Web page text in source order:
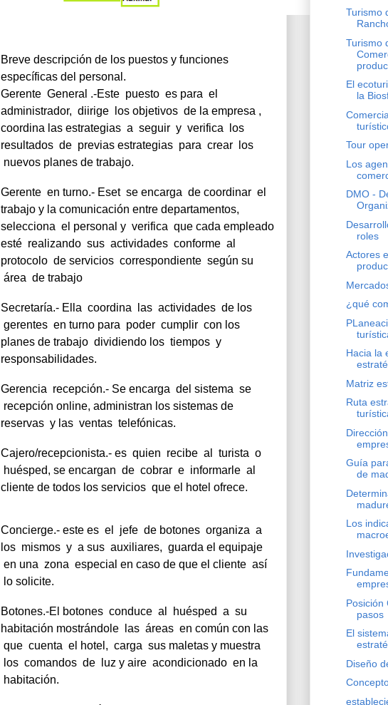
Breve descripción de los puestos y funciones
específicas del personal.
Gerente  General .-Este  puesto  es para  el
administrador,  diirige  los objetivos  de la empresa ,
coordina las estrategias  a  seguir  y  verifica  los
resultados  de  previas estrategias  para  crear  los
nuevos planes de trabajo.
Gerente  en turno.- Eset  se encarga  de coordinar  el
trabajo y la comunicación entre departamentos,
selecciona  el personal y  verifica  que cada empleado
esté  realizando  sus  actividades  conforme  al
protocolo  de servicios  correspondiente  según su
área  de trabajo
Secretaría.- Ella  coordina  las  actividades  de los
gerentes  en turno para  poder  cumplir  con los
planes de trabajo  dividiendo los  tiempos  y
responsabilidades.
Gerencia  recepción.- Se encarga  del sistema  se
recepción online, administran los sistemas de
reservas  y las  ventas  telefónicas.
Cajero/recepcionista.- es  quien  recibe  al  turista  o
huésped, se encargan  de  cobrar  e  informarle  al
cliente de todos los servicios  que el hotel ofrece.
Concierge.- este es  el  jefe  de botones  organiza  a
los  mismos  y  a sus  auxiliares,  guarda el equipaje
en una  zona  especial en caso de que el cliente  así
lo solicite.
Botones.-El botones  conduce  al  huésped  a  su
habitación mostrándole  las  áreas  en común con las
que  cuenta  el hotel,  carga  sus maletas y muestra
los  comandos  de  luz y aire  acondicionado  en la
habitación.
Turismo
Turismo
El
la
Tour
Los
DMO -
roles
Actores
¿qué
Hacia la
Matriz
Ruta
Guía
de
Los
Posición
pasos
El
Diseño